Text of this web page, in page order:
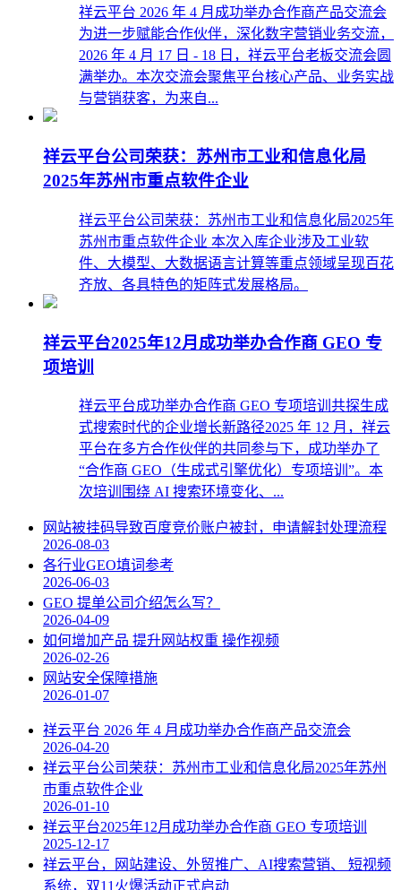
祥云平台 2026 年 4 月成功举办合作商产品交流会
为进一步赋能合作伙伴，深化数字营销业务交流，
2026 年 4 月 17 日 - 18 日，祥云平台老板交流会圆
满举办。本次交流会聚焦平台核心产品、业务实战
与营销获客，为来自...
祥云平台公司荣获：苏州市工业和信息化局
2025年苏州市重点软件企业
祥云平台公司荣获：苏州市工业和信息化局2025年
苏州市重点软件企业 本次入库企业涉及工业软
件、大模型、大数据语言计算等重点领域呈现百花
齐放、各具特色的矩阵式发展格局。
祥云平台2025年12月成功举办合作商 GEO 专
项培训
祥云平台成功举办合作商 GEO 专项培训共探生成
式搜索时代的企业增长新路径2025 年 12 月，祥云
平台在多方合作伙伴的共同参与下，成功举办了
“合作商 GEO（生成式引擎优化）专项培训”。本
次培训围绕 AI 搜索环境变化、...
网站被挂码导致百度竞价账户被封，申请解封处理流程
2026-08-03
各行业GEO填词参考
2026-06-03
GEO 提单公司介绍怎么写？
2026-04-09
如何增加产品 提升网站权重 操作视频
2026-02-26
网站安全保障措施
2026-01-07
祥云平台 2026 年 4 月成功举办合作商产品交流会
2026-04-20
祥云平台公司荣获：苏州市工业和信息化局2025年苏州
市重点软件企业
2026-01-10
祥云平台2025年12月成功举办合作商 GEO 专项培训
2025-12-17
祥云平台，网站建设、外贸推广、AI搜索营销、 短视频
系统，双11火爆活动正式启动